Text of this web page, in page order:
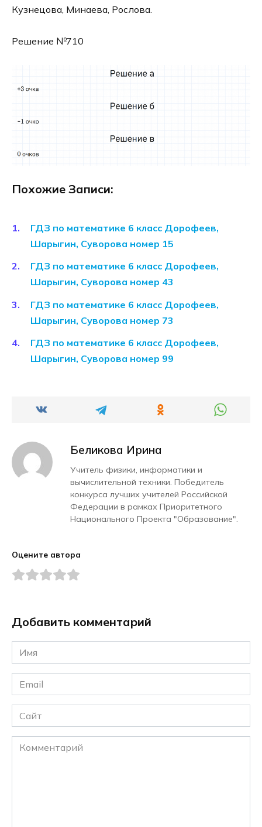
Кузнецова, Минаева, Рослова.
Решение №710
Похожие Записи:
ГДЗ по математике 6 класс Дорофеев,
Шарыгин, Суворова номер 15
ГДЗ по математике 6 класс Дорофеев,
Шарыгин, Суворова номер 43
ГДЗ по математике 6 класс Дорофеев,
Шарыгин, Суворова номер 73
ГДЗ по математике 6 класс Дорофеев,
Шарыгин, Суворова номер 99
Беликова Ирина
Учитель физики, информатики и
вычислительной техники. Победитель
конкурса лучших учителей Российской
Федерации в рамках Приоритетного
Национального Проекта "Образование".
Оцените автора
Добавить комментарий
Имя
*
Email
*
Сайт
Комментарий